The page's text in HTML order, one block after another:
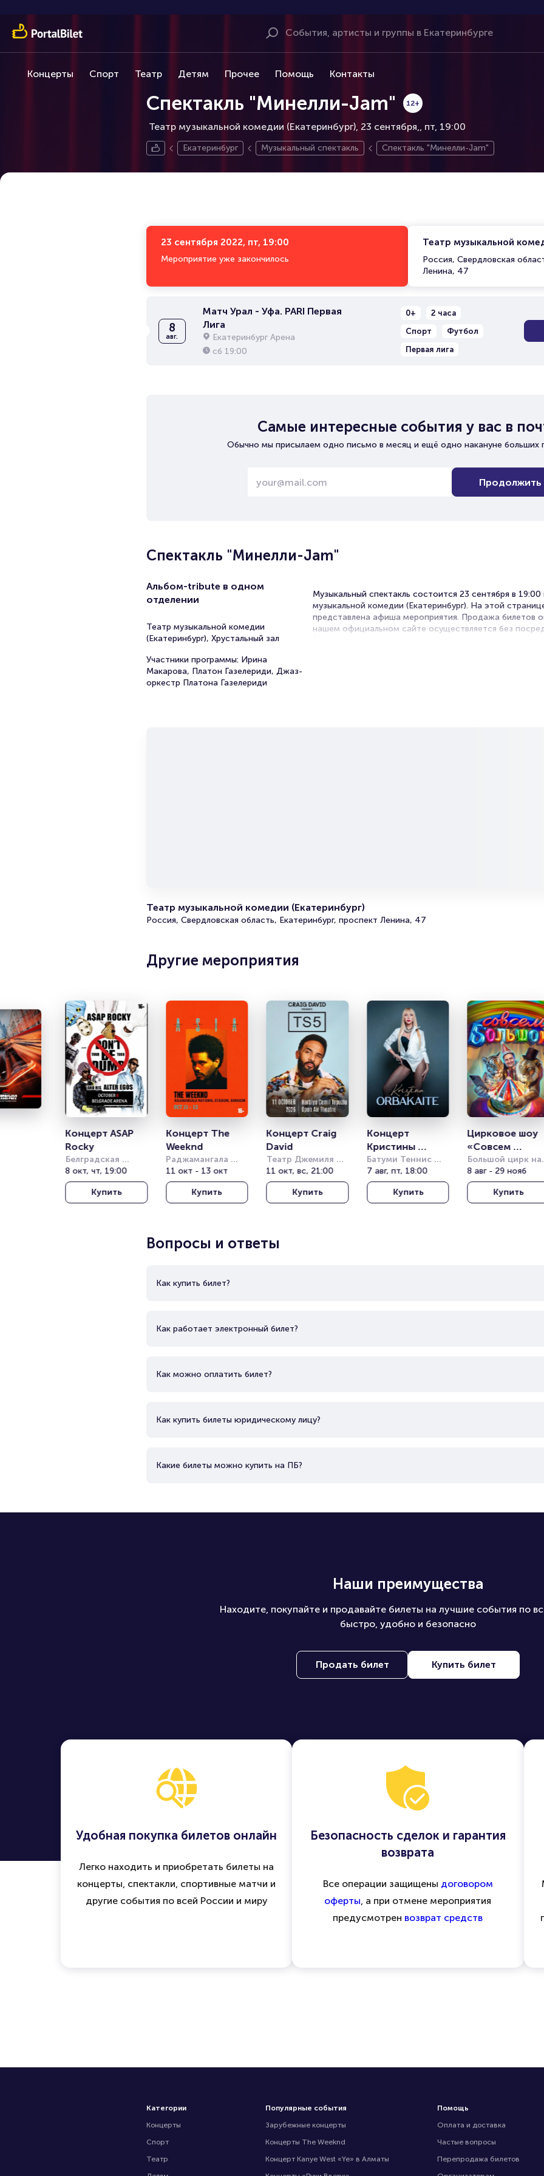
Концерты Спорт Театр Детям Прочее Помощь Контакты
Спектакль "Минелли-Jam"
Театр музыкальной комедии (Екатеринбург), 23 сентября,
12+
пт, 19:00
Екатеринбург Музыкальный спектакль Спектакль "Минелли-Jam"
23 сентября 2022, пт, 19:00
Мероприятие уже закончилось
Театр музыкальной
Россия, Свердловская
Ленина, 47
8
авг.
Матч Урал - Уфа. PARI Первая
Лига
Екатеринбург Арена
сб 19:00
0+
2 часа
Спорт
Футбол
Первая лига
Самые интересные события у вас в
Обычно мы присылаем одно письмо в месяц и ещё одно накануне больших
Продолжить
Спектакль "Минелли-Jam"
Альбом-tribute в одном
отделении
Театр музыкальной комедии
(Екатеринбург), Хрустальный зал
Участники программы: Ирина
Макарова, Платон Газелериди, Джаз-
оркестр Платона Газелериди
Музыкальный спектакль состоится 23 сентября в
музыкальной комедии (Екатеринбург). На этой
представлена афиша мероприятия. Продажа билетов
нашем официальном сайте осуществляется без
Организаторам
Театр музыкальной комедии (Екатеринбург)
Россия, Свердловская область, Екатеринбург, проспект Ленина, 47
Другие мероприятия
Концерт ASAP
Rocky
Белградская
Арена (бывш.
Штарк Арена)
8 окт, чт, 19:00
Купить
Концерт The
Weeknd
Раджамангала
Нэшнл Стэдиум
(Rajamangala
National Stadium)
11 окт - 13 окт
Купить
Концерт Craig
David
Театр Джемиля
Топузлу под
открытым небом
(Harbiye Cemil
Topuzlu Open Air
11 окт, вс, 21:00
Купить
Концерт
Кристины
Орбакайте
Батуми Теннис
Клаб (Batumi
Tennis Club)
7 авг, пт, 18:00
Купить
Цирковое шоу
«Совсем
большой»
Большой цирк на
проспекте
Вернадского
8 авг - 29 нояб
Купить
Вопросы и ответы
Как купить билет?
Как работает электронный билет?
Как можно оплатить билет?
Как купить билеты юридическому лицу?
Какие билеты можно купить на ПБ?
Наши преимущества
Находите, покупайте и продавайте билеты на лучшие события по
быстро, удобно и безопасно
Продать билет Купить билет
Удобная покупка билетов онлайн
Легко находить и приобретать билеты на
концерты, спектакли, спортивные матчи и
другие события по всей России и миру
Безопасность сделок и гарантия
возврата
Все операции защищены договором
оферты , а при отмене мероприятия
предусмотрен возврат средств
Категории
Концерты
Спорт
Театр
Популярные события
Зарубежные концерты
Концерты The Weeknd
Концерт Kanye West «Ye» в Алматы
Помощь
Оплата и доставка
Частые вопросы
Перепродажа билетов